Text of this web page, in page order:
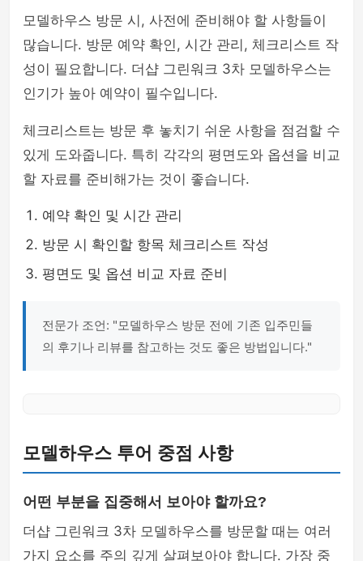
모델하우스 방문 시, 사전에 준비해야 할 사항들이
많습니다. 방문 예약 확인, 시간 관리, 체크리스트 작
성이 필요합니다. 더샵 그린워크 3차 모델하우스는
인기가 높아 예약이 필수입니다.
체크리스트는 방문 후 놓치기 쉬운 사항을 점검할 수
있게 도와줍니다. 특히 각각의 평면도와 옵션을 비교
할 자료를 준비해가는 것이 좋습니다.
예약 확인 및 시간 관리
방문 시 확인할 항목 체크리스트 작성
평면도 및 옵션 비교 자료 준비
전문가 조언: "모델하우스 방문 전에 기존 입주민들
의 후기나 리뷰를 참고하는 것도 좋은 방법입니다."
모델하우스 투어 중점 사항
어떤 부분을 집중해서 보아야 할까요?
더샵 그린워크 3차 모델하우스를 방문할 때는 여러
가지 요소를 주의 깊게 살펴보아야 합니다. 가장 중